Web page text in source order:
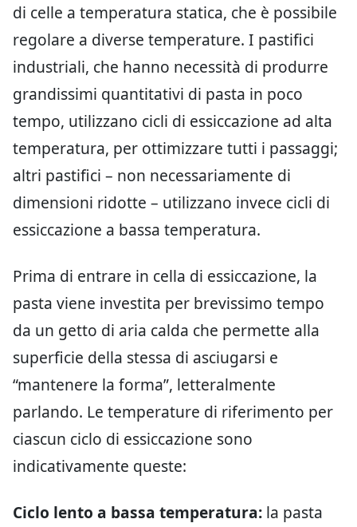
di celle a temperatura statica, che è possibile
regolare a diverse temperature. I pastifici
industriali, che hanno necessità di produrre
grandissimi quantitativi di pasta in poco
tempo, utilizzano cicli di essiccazione ad alta
temperatura, per ottimizzare tutti i passaggi;
altri pastifici – non necessariamente di
dimensioni ridotte – utilizzano invece cicli di
essiccazione a bassa temperatura.
Prima di entrare in cella di essiccazione, la
pasta viene investita per brevissimo tempo
da un getto di aria calda che permette alla
superficie della stessa di asciugarsi e
“mantenere la forma”, letteralmente
parlando. Le temperature di riferimento per
ciascun ciclo di essiccazione sono
indicativamente queste:
Ciclo lento a bassa temperatura: la pasta